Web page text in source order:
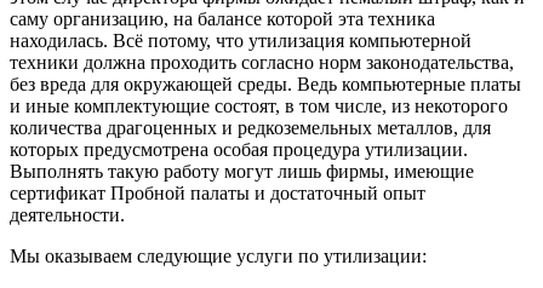
саму организацию, на балансе которой эта техника
находилась. Всё потому, что утилизация компьютерной
техники должна проходить согласно норм законодательства,
без вреда для окружающей среды. Ведь компьютерные платы
и иные комплектующие состоят, в том числе, из некоторого
количества драгоценных и редкоземельных металлов, для
которых предусмотрена особая процедура утилизации.
Выполнять такую работу могут лишь фирмы, имеющие
сертификат Пробной палаты и достаточный опыт
деятельности.
Мы оказываем следующие услуги по утилизации: